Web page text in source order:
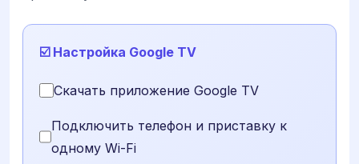
☑️ Настройка Google TV
Скачать приложение Google TV
Подключить телефон и приставку к
одному Wi-Fi